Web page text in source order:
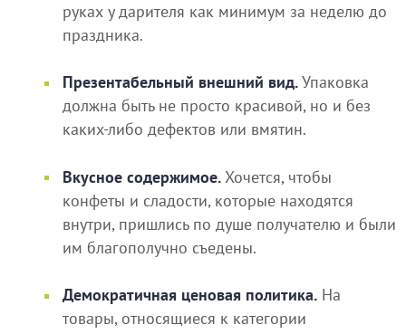
руках у дарителя как минимум за неделю до
праздника.
Презентабельный внешний вид.Упаковка
должна быть не просто красивой, но и без
каких-либо дефектов или вмятин.
Вкусное содержимое.Хочется, чтобы
конфеты и сладости, которые находятся
внутри, пришлись по душе получателю и были
им благополучно съедены.
Демократичная ценовая политика.На
товары, относящиеся к категории